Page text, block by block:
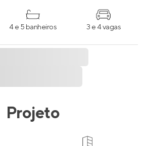
4 e 5 banheiros 3 e 4 vagas
Projeto